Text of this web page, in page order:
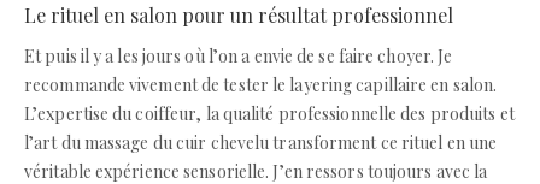
Le rituel en salon pour un résultat professionnel
Et puis il y a les jours où l’on a envie de se faire choyer. Je
recommande vivement de tester le layering capillaire en salon.
L’expertise du coiffeur, la qualité professionnelle des produits et
l’art du massage du cuir chevelu transforment ce rituel en une
véritable expérience sensorielle. J’en ressors toujours avec la